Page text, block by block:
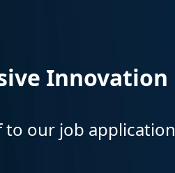
Innovation
to our job application